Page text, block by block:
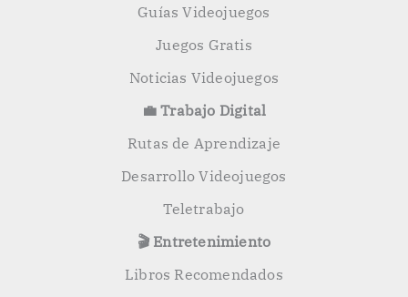
Guías Videojuegos
Juegos Gratis
Noticias Videojuegos
💼 Trabajo Digital
Rutas de Aprendizaje
Desarrollo Videojuegos
Teletrabajo
🎬 Entretenimiento
Libros Recomendados